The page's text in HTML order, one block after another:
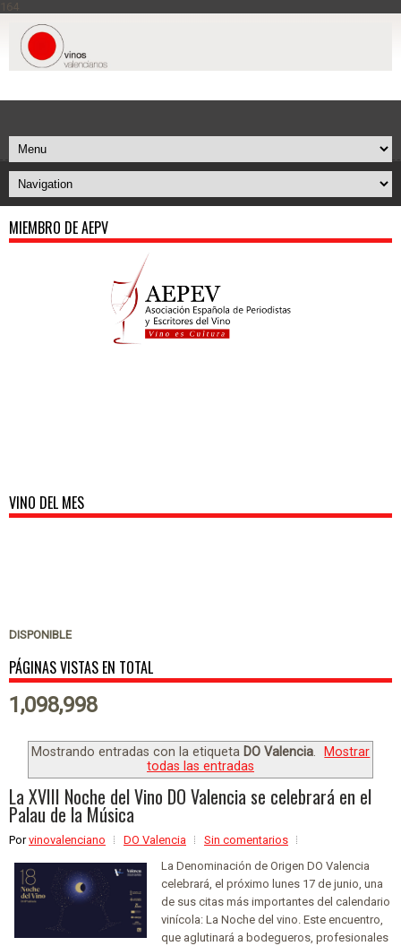
164
MIEMBRO DE AEPV
VINO DEL MES
DISPONIBLE
PÁGINAS VISTAS EN TOTAL
1,098,998
Mostrando entradas con la etiqueta DO Valencia.
Mostrar
todas las entradas
La XVIII Noche del Vino DO Valencia se celebrará en el
Palau de la Música
Porvinovalenciano DO Valencia
Sin comentarios
La Denominación de Origen DO Valencia
celebrará, el próximo lunes 17 de junio, una
de sus citas más importantes del calendario
vinícola: La Noche del vino. Este encuentro,
que aglutinará a bodegueros, profesionales